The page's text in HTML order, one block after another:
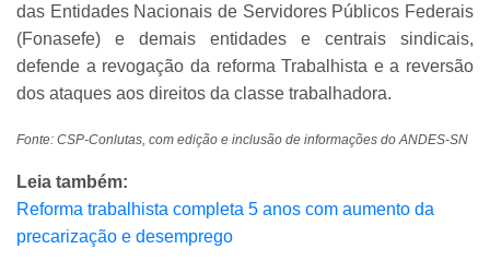
das Entidades Nacionais de Servidores Públicos Federais
(Fonasefe) e demais entidades e centrais sindicais,
defende a revogação da reforma Trabalhista e a reversão
dos ataques aos direitos da classe trabalhadora.
Fonte: CSP-Conlutas, com edição e inclusão de informações do ANDES-SN
Leia também:
Reforma trabalhista completa 5 anos com aumento da
precarização e desemprego